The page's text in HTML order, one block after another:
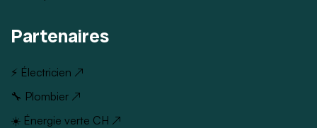
Partenaires
⚡ Électricien ↗
🔧 Plombier ↗
☀️ Énergie verte CH ↗